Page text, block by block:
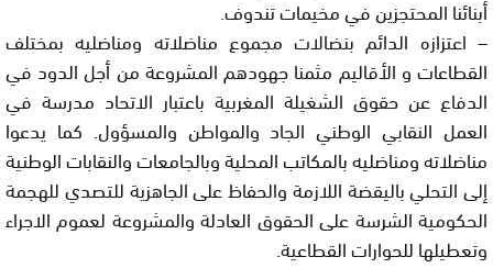
أبنائنا المحتجزين في مخيمات تندوف.
– اعتزازه الدائم بنضالات مجموع مناضلاته ومناضليه بمختلف
القطاعات و الأقاليم مثمنا جهودهم المشروعة من أجل الدود في
الدفاع عن حقوق الشغيلة المغربية باعتبار الاتحاد مدرسة في
العمل النقابي الوطني الجاد والمواطن والمسؤول. كما يدعوا
مناضلاته ومناضليه بالمكاتب المحلية وبالجامعات والنقابات الوطنية
إلى التحلي باليقضة اللازمة والحفاظ على الجاهزية للتصدي للهجمة
الحكومية الشرسة على الحقوق العادلة والمشروعة لعموم الاجراء
وتعطيلها للحوارات القطاعية.